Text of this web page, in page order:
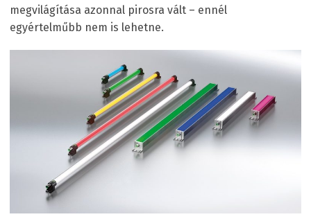
megvilágítása azonnal pirosra vált – ennél
egyértelműbb nem is lehetne.